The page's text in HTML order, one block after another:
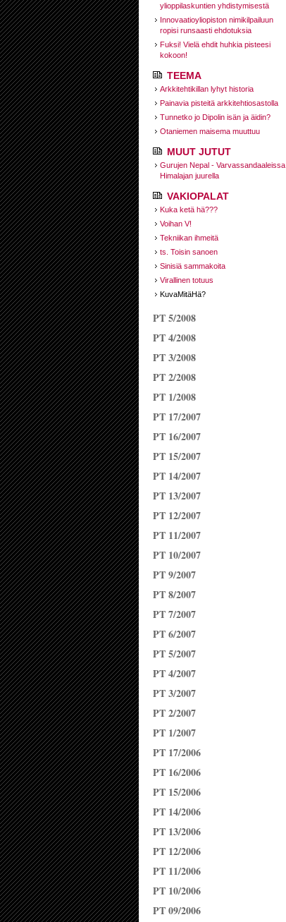
ylioppilaskuntien yhdistymisestä
Innovaatioyliopiston nimikilpailuun
ropisi runsaasti ehdotuksia
Fuksi! Vielä ehdit huhkia pisteesi
kokoon!
TEEMA
Arkkitehtikillan lyhyt historia
Painavia pisteitä arkkitehtiosastolla
Tunnetko jo Dipolin isän ja äidin?
Otaniemen maisema muuttuu
MUUT JUTUT
Gurujen Nepal - Varvassandaaleissa
Himalajan juurella
VAKIOPALAT
Kuka ketä hä???
Voihan V!
Tekniikan ihmeitä
ts. Toisin sanoen
Sinisiä sammakoita
Virallinen totuus
KuvaMitäHä?
PT 5/2008
PT 4/2008
PT 3/2008
PT 2/2008
PT 1/2008
PT 17/2007
PT 16/2007
PT 15/2007
PT 14/2007
PT 13/2007
PT 12/2007
PT 11/2007
PT 10/2007
PT 9/2007
PT 8/2007
PT 7/2007
PT 6/2007
PT 5/2007
PT 4/2007
PT 3/2007
PT 2/2007
PT 1/2007
PT 17/2006
PT 16/2006
PT 15/2006
PT 14/2006
PT 13/2006
PT 12/2006
PT 11/2006
PT 10/2006
PT 09/2006